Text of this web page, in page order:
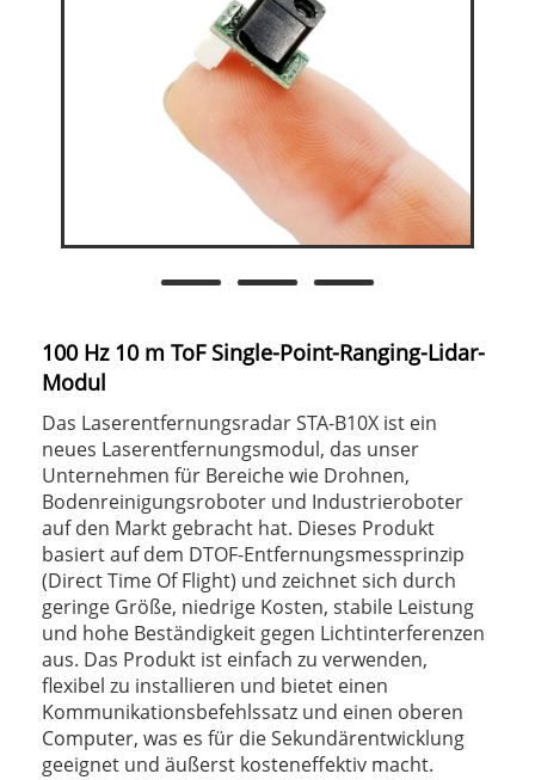
100 Hz 10 m ToF Single-Point-Ranging-Lidar-
Modul
Das Laserentfernungsradar STA-B10X ist ein
neues Laserentfernungsmodul, das unser
Unternehmen für Bereiche wie Drohnen,
Bodenreinigungsroboter und Industrieroboter
auf den Markt gebracht hat. Dieses Produkt
basiert auf dem DTOF-Entfernungsmessprinzip
(Direct Time Of Flight) und zeichnet sich durch
geringe Größe, niedrige Kosten, stabile Leistung
und hohe Beständigkeit gegen Lichtinterferenzen
aus. Das Produkt ist einfach zu verwenden,
flexibel zu installieren und bietet einen
Kommunikationsbefehlssatz und einen oberen
Computer, was es für die Sekundärentwicklung
geeignet und äußerst kosteneffektiv macht.